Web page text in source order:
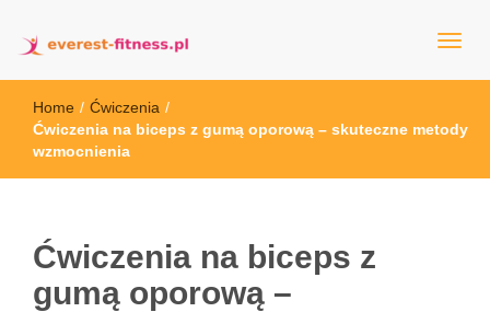
everest-fitness.pl
Home / Ćwiczenia /
Ćwiczenia na biceps z gumą oporową – skuteczne metody
wzmocnienia
Ćwiczenia na biceps z
gumą oporową –